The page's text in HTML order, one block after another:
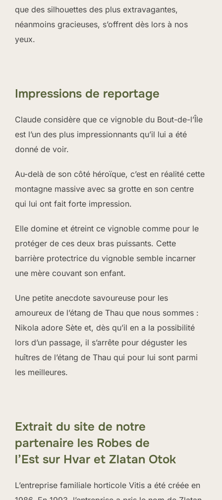
que des silhouettes des plus extravagantes,
néanmoins gracieuses, s’offrent dès lors à nos
yeux.
Impressions de reportage
Claude considère que ce vignoble du Bout-de-l’Île
est l’un des plus impressionnants qu’il lui a été
donné de voir.
Au-delà de son côté héroïque, c’est en réalité cette
montagne massive avec sa grotte en son centre
qui lui ont fait forte impression.
Elle domine et étreint ce vignoble comme pour le
protéger de ces deux bras puissants. Cette
barrière protectrice du vignoble semble incarner
une mère couvant son enfant.
Une petite anecdote savoureuse pour les
amoureux de l’étang de Thau que nous sommes :
Nikola adore Sète et, dès qu’il en a la possibilité
lors d’un passage, il s’arrête pour déguster les
huîtres de l’étang de Thau qui pour lui sont parmi
les meilleures.
Extrait du site de notre
partenaire les Robes de
l’Est sur Hvar et Zlatan Otok
L’entreprise familiale horticole Vitis a été créée en